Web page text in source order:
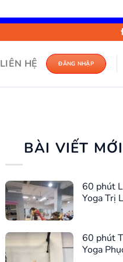
LIÊN HỆ ĐĂNG NHẬP
BÀI VIẾT MỚI
60 phút
Yoga Trị
60 phút
Yoga